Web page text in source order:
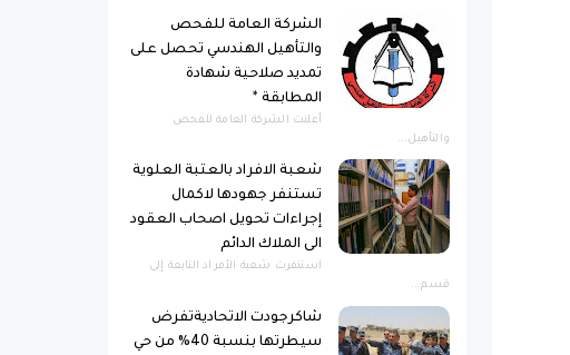
الشركة العامة للفحص
والتأهيل الهندسي تحصل على
تمديد صلاحية شهادة
المطابقة *
أعلنت الشركة العامة للفحص
والتأهيل...
شعبة الافراد بالعتبة العلوية
تستنفر جهودها لاكمال
إجراءات تحويل اصحاب العقود
الى الملاك الدائم
استنفرت شعبة الأفراد التابعة إلى
قسم...
شاكرجودت الاتحاديةتفرض
سيطرتها بنسبة 40% من حي